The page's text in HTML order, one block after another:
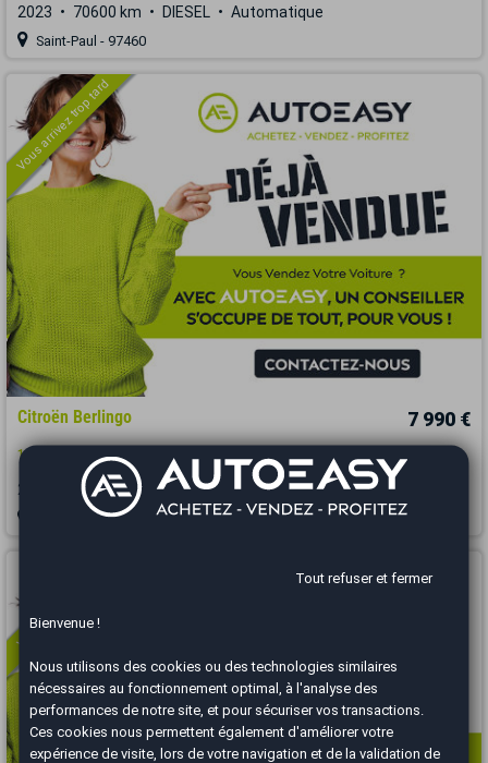
2023 70600 km DIESEL Automatique
Saint-Paul - 97460
Vous arrivez trop tard
Citroën Berlingo 7 990 €
1.6 HDI 100 PACK CONFORT
2016 118000 km DIESEL Manuelle
Albertville - 73200
Vous arrivez trop tard Tout refuser et fermer
Bienvenue !
Nous utilisons des cookies ou des technologies similaires
nécessaires au fonctionnement optimal, à l'analyse des
performances de notre site, et pour sécuriser vos transactions.
Ces cookies nous permettent également d'améliorer votre
expérience de visite, lors de votre navigation et de la validation de